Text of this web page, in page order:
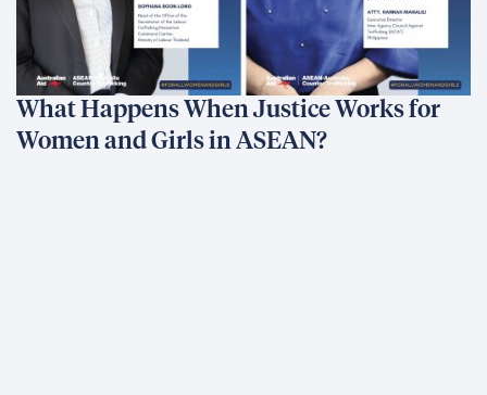
What Happens When Justice Works for
Women and Girls in ASEAN?